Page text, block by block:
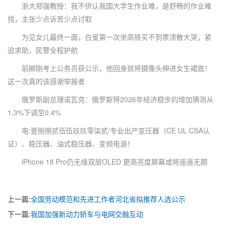
浙大郑强教授：我不供认我国大学生作业难，是舒畅的作业难
找，主张少点诉苦少点讨取
为见女儿最终一面，白叟第一次坐高铁买不到票溃散大哭，紧
迫求助，民警全程护航
前脚刚考上公务员获公示，他回身就将摄像头伸进女生裙底！
这一次真的该感谢举报者
俄罗斯副总理诺瓦克：俄罗斯将2026年经济稳步的增加猜测从
1.3%下调至0.4%
电:壹捌捌贰伍伍玖玖零柒贰/专业出产变压器（CE UL CSA认
证）、稳压器、油式稳压器、变频电源！
iPhone 18 Pro仍无缘双层OLED 更高亮度屏幕或将遥遥无期
上一篇:全国劳动模范和先进工作者河北省拟推荐人选公示
下一篇:我国加强新动力轿车与电网交融互动